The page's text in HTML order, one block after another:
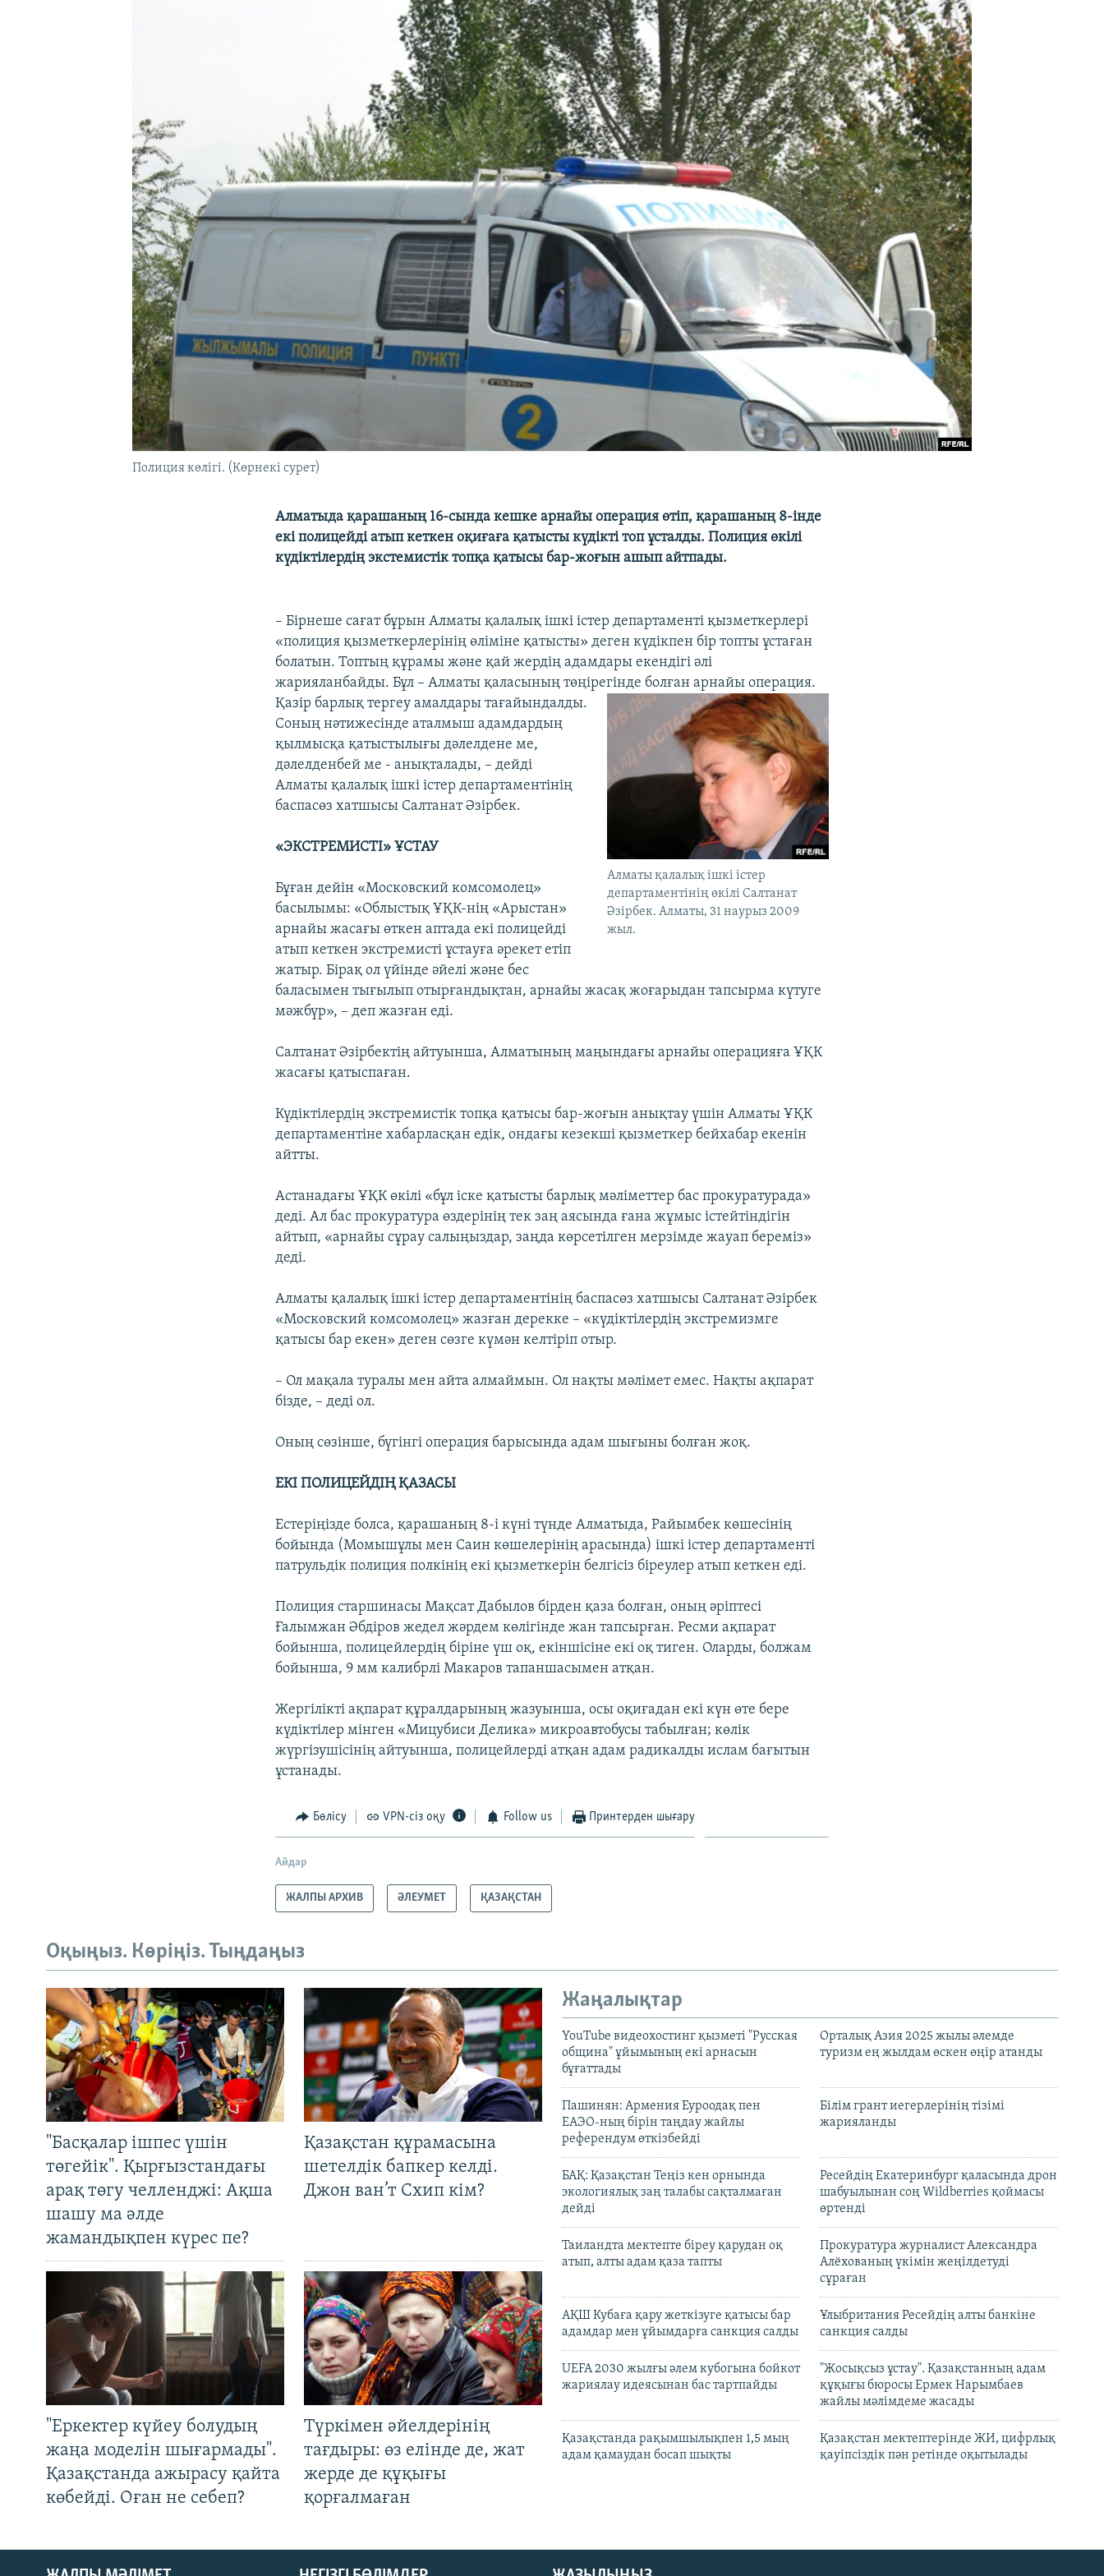
Полиция көлігі. (Көрнекі сурет)
Алматыда қарашаның 16-сында кешке арнайы операция өтіп, қарашаның 8-інде
екі полицейді атып кеткен оқиғаға қатысты күдікті топ ұсталды. Полиция өкілі
күдіктілердің экстемистік топқа қатысы бар-жоғын ашып айтпады.
– Бірнеше сағат бұрын Алматы қалалық ішкі істер департаменті қызметкерлері
«полиция қызметкерлерінің өліміне қатысты» деген күдікпен бір топты ұстаған
болатын. Топтың құрамы және қай жердің адамдары екендігі әлі
жарияланбайды. Бұл – Алматы қаласының төңірегінде болған арнайы операция.
Қазір барлық тергеу амалдары
Алматы қалалық ішкі істер
департаментінің өкілі Салтанат
Әзірбек. Алматы, 31 наурыз 2009
жыл.
тағайындалды.
Соның нәтижесінде аталмыш адамдардың
қылмысқа қатыстылығы дәлелдене ме,
дәлелденбей ме - анықталады, – дейді
Алматы қалалық ішкі істер департаментінің
баспасөз хатшысы Салтанат Әзірбек.
«ЭКСТРЕМИСТІ» ҰСТАУ
Бұған дейін «Московский комсомолец»
басылымы: «Облыстық ҰҚК-нің «Арыстан»
арнайы жасағы өткен аптада екі полицейді
атып кеткен экстремисті ұстауға әрекет етіп
жатыр. Бірақ ол үйінде әйелі және бес
баласымен тығылып отырғандықтан, арнайы жасақ жоғарыдан тапсырма күтуге
мәжбүр», – деп жазған еді.
Салтанат Әзірбектің айтуынша, Алматының маңындағы арнайы операцияға ҰҚК
жасағы қатыспаған.
Күдіктілердің экстремистік топқа қатысы бар-жоғын анықтау үшін Алматы ҰҚК
департаментіне хабарласқан едік, ондағы кезекші қызметкер бейхабар екенін
айтты.
Астанадағы ҰҚК өкілі «бұл іске қатысты барлық мәліметтер бас прокуратурада»
деді. Ал бас прокуратура өздерінің тек заң аясында ғана жұмыс істейтіндігін
айтып, «арнайы сұрау салыңыздар, заңда көрсетілген мерзімде жауап береміз»
деді.
Алматы қалалық ішкі істер департаментінің баспасөз хатшысы Салтанат Әзірбек
«Московский комсомолец» жазған дерекке – «күдіктілердің экстремизмге
қатысы бар екен» деген сөзге күмән келтіріп отыр.
– Ол мақала туралы мен айта алмаймын. Ол нақты мәлімет емес. Нақты ақпарат
бізде, – деді ол.
Оның сөзінше, бүгінгі операция барысында адам шығыны болған жоқ.
ЕКІ ПОЛИЦЕЙДІҢ ҚАЗАСЫ
Естеріңізде болса, қарашаның 8-і күні түнде Алматыда, Райымбек көшесінің
бойында (Момышұлы мен Саин көшелерінің арасында) ішкі істер департаменті
патрульдік полиция полкінің екі қызметкерін белгісіз біреулер атып кеткен еді.
Полиция старшинасы Мақсат Дабылов бірден қаза болған, оның әріптесі
Ғалымжан Әбдіров жедел жәрдем көлігінде жан тапсырған. Ресми ақпарат
бойынша, полицейлердің біріне үш оқ, екіншісіне екі оқ тиген. Оларды, болжам
бойынша, 9 мм калибрлі Макаров тапаншасымен атқан.
Жергілікті ақпарат құралдарының жазуынша, осы оқиғадан екі күн өте бере
күдіктілер мінген «Мицубиси Делика» микроавтобусы табылған; көлік
жүргізушісінің айтуынша, полицейлерді атқан адам радикалды ислам бағытын
ұстанады.
Бөлісу VPN-сіз оқу Follow us Принтерден шығару
Айдар
ЖАЛПЫ АРХИВ ӘЛЕУМЕТ ҚАЗАҚСТАН
Оқыңыз. Көріңіз. Тыңдаңыз
"Басқалар ішпес үшін
төгейік". Қырғызстандағы
арақ төгу челленджі: Ақша
шашу ма әлде
жамандықпен күрес пе?
Қазақстан құрамасына
шетелдік бапкер келді.
Джон ван’т Схип кім?
"Еркектер күйеу болудың
жаңа моделін шығармады".
Қазақстанда ажырасу қайта
көбейді. Оған не себеп?
Түркімен әйелдерінің
тағдыры: өз елінде де, жат
жерде де құқығы
қорғалмаған
Жаңалықтар
YouTube видеохостинг қызметі "Русская
община" ұйымының екі арнасын
бұғаттады
Орталық Азия 2025 жылы әлемде
туризм ең жылдам өскен өңір атанды
Пашинян: Армения Еуроодақ пен
ЕАЭО-ның бірін таңдау жайлы
референдум өткізбейді
Білім грант иегерлерінің тізімі
жарияланды
БАҚ: Қазақстан Теңіз кен орнында
экологиялық заң талабы сақталмаған
дейді
Ресейдің Екатеринбург қаласында дрон
шабуылынан соң Wildberries қоймасы
өртенді
Таиландта мектепте біреу қарудан оқ
атып, алты адам қаза тапты
Прокуратура журналист Александра
Алёхованың үкімін жеңілдетуді
сұраған
АҚШ Кубаға қару жеткізуге қатысы бар
адамдар мен ұйымдарға санкция салды
Ұлыбритания Ресейдің алты банкіне
санкция салды
UEFA 2030 жылғы әлем кубогына бойкот
жариялау идеясынан бас тартпайды
"Жосықсыз ұстау". Қазақстанның адам
құқығы бюросы Ермек Нарымбаев
жайлы мәлімдеме жасады
Қазақстанда рақымшылықпен 1,5 мың
адам қамаудан босап шықты
Қазақстан мектептерінде ЖИ, цифрлық
қауіпсіздік пән ретінде оқытылады